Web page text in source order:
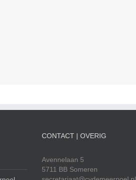
CONTACT | OVERIG
Avennelaan 5
5711 BB Someren